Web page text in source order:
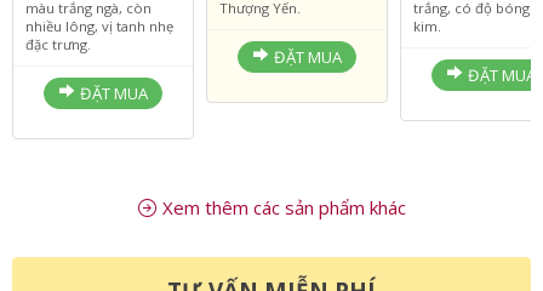
1.550.000 VNĐ
Tổ yến thô loại mỏng,
màu trắng ngà, còn
nhiều lông, vị tanh nhẹ
đặc trưng.
Là dòng sản phẩm Tổ
Yến cao cấp nhất từ
Thượng Yến.
lý sạch, sợi phồng,
trắng, có độ bóng
kim.
Xem thêm các sản phẩm khác